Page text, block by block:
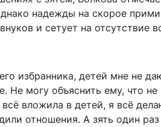
надежды на скорое
и сетует на отсутствие
избранника, детей мне не
Не могу объяснить ему, что не
вложила в детей, я всё
отношения. А зять один